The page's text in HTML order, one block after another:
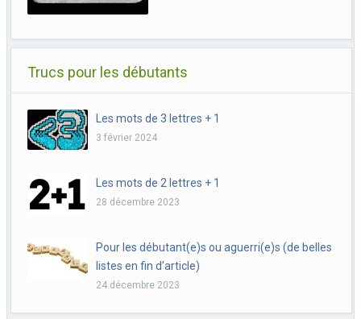
Trucs pour les débutants
Les mots de 3 lettres + 1
3 février 2024
Les mots de 2 lettres + 1
28 décembre 2023
Pour les débutant(e)s ou aguerri(e)s (de belles
listes en fin d’article)
24 décembre 2023